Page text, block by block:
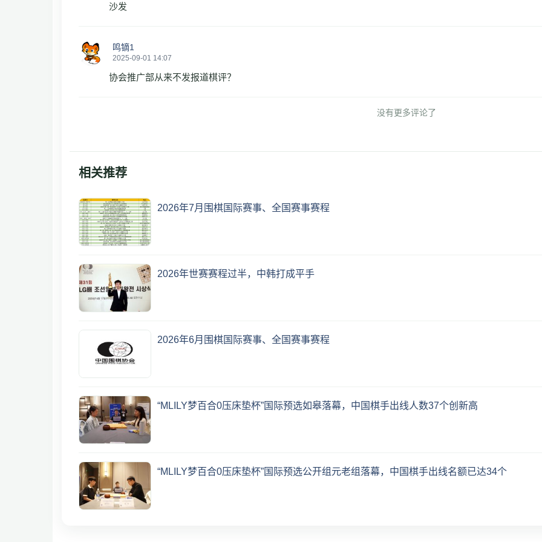
沙发
鸣镝1
2025-09-01 14:07
协会推广部从来不发报道棋评？
没有更多评论了
相关推荐
2026年7月围棋国际赛事、全国赛事赛程
2026年世赛赛程过半，中韩打成平手
2026年6月围棋国际赛事、全国赛事赛程
“MLILY梦百合0压床垫杯”国际预选如皋落幕，中国棋手出线人数37个创新高
“MLILY梦百合0压床垫杯”国际预选公开组元老组落幕，中国棋手出线名额已达34个